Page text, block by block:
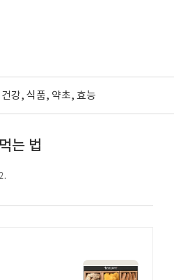
건강, 식품, 약초, 효능
는 법